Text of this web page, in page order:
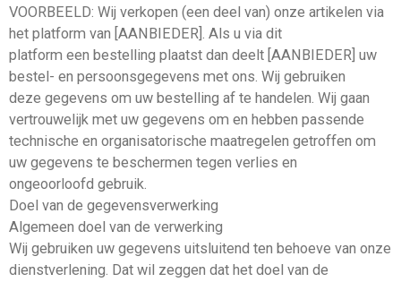
VOORBEELD: Wij verkopen (een deel van) onze artikelen via
het platform van [AANBIEDER]. Als u via dit
platform een bestelling plaatst dan deelt [AANBIEDER] uw
bestel- en persoonsgegevens met ons. Wij gebruiken
deze gegevens om uw bestelling af te handelen. Wij gaan
vertrouwelijk met uw gegevens om en hebben passende
technische en organisatorische maatregelen getroffen om
uw gegevens te beschermen tegen verlies en
ongeoorloofd gebruik.
Doel van de gegevensverwerking
Algemeen doel van de verwerking
Wij gebruiken uw gegevens uitsluitend ten behoeve van onze
dienstverlening. Dat wil zeggen dat het doel van de